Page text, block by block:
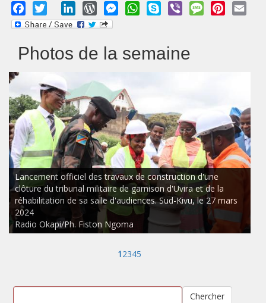
Facebook
Twitter LinkedInWordPressMessengerWhatsApp
Skype Viber MessagePinterest
Photos de la semaine
Lancement officiel des travaux de construction d'une
clôture du tribunal militaire de garnison d'Uvira et de la
réhabilitation de sa salle d'audiences. Sud-Kivu, le 27 mars
2024
Radio Okapi/Ph. Fiston Ngoma
12345
Chercher